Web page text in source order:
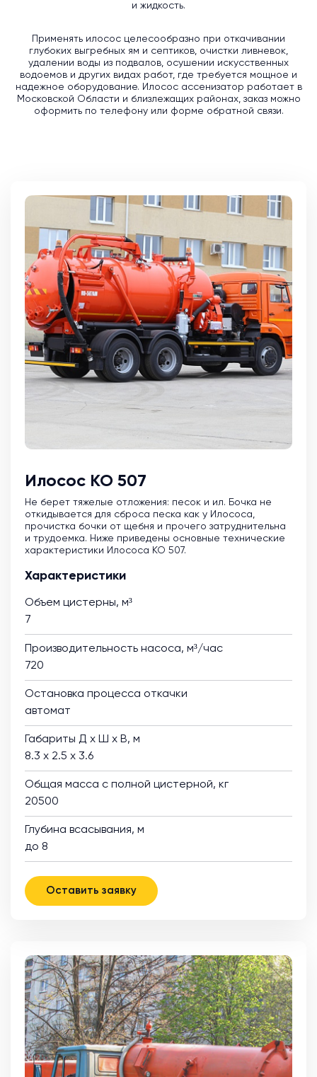
и жидкость.
Применять илосос целесообразно при откачивании
глубоких выгребных ям и септиков, очистки ливневок,
удалении воды из подвалов, осушении искусственных
водоемов и других видах работ, где требуется мощное и
надежное оборудование. Илосос ассенизатор работает в
Московской Области и близлежащих районах, заказ можно
оформить по телефону или форме обратной связи.
Илосос КО 507
Не берет тяжелые отложения: песок и ил. Бочка не
откидывается для сброса песка как у Илососа,
прочистка бочки от щебня и прочего затруднительна
и трудоемка. Ниже приведены основные технические
характеристики Илососа КО 507.
Характеристики
Объем цистерны, м³
7
Производительность насоса, м³/час
720
Остановка процесса откачки
автомат
Габариты Д х Ш х В, м
8.3 х 2.5 х 3.6
Общая масса с полной цистерной, кг
20500
Глубина всасывания, м
до 8
Оставить заявку